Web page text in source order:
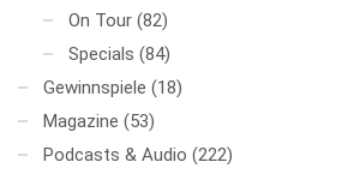
On Tour (82)
Specials (84)
Gewinnspiele (18)
Magazine (53)
Podcasts & Audio (222)